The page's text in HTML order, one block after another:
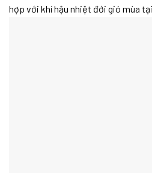
hợp với khí hậu nhiệt đới gió mùa